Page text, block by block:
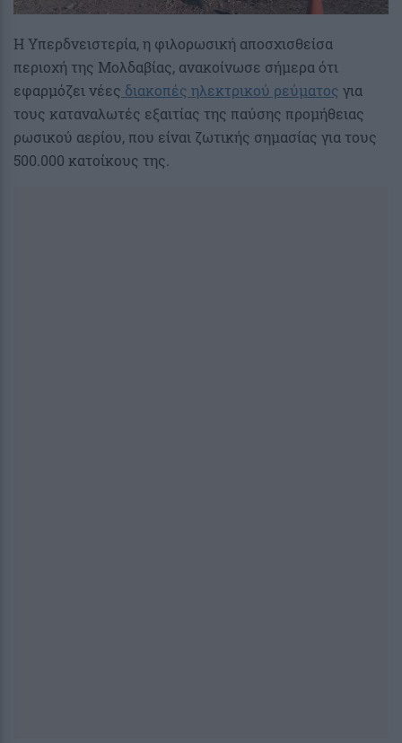
Η Υπερδνειστερία, η φιλορωσική αποσχισθείσα
περιοχή της Μολδαβίας, ανακοίνωσε σήμερα ότι
εφαρμόζει νέες διακοπές ηλεκτρικού ρεύματος για
τους καταναλωτές εξαιτίας της παύσης προμήθειας
ρωσικού αερίου, που είναι ζωτικής σημασίας για τους
500.000 κατοίκους της.